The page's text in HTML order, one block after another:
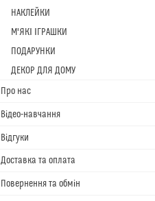
НАКЛЕЙКИ
М'ЯКІ ІГРАШКИ
ПОДАРУНКИ
ДЕКОР ДЛЯ ДОМУ
Про нас
Відео-навчання
Відгуки
Доставка та оплата
Повернення та обмін